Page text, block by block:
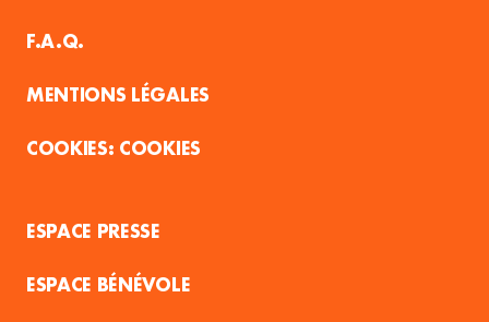
F.A.Q.
MENTIONS LÉGALES
COOKIES
ESPACE PRESSE
ESPACE BÉNÉVOLE